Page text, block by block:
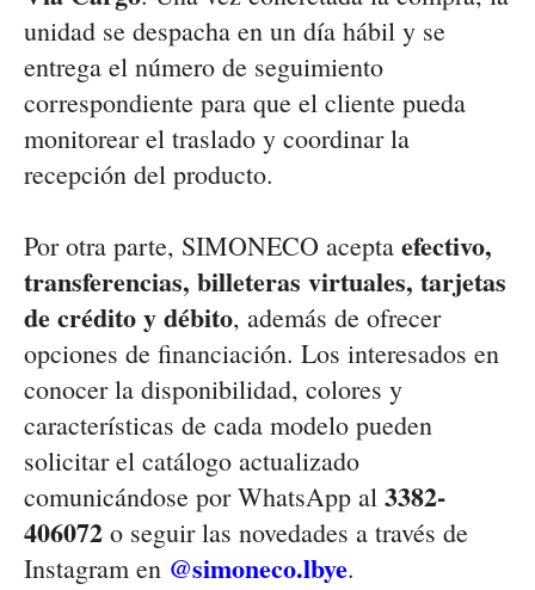
unidad se despacha en un día hábil y se
entrega el número de seguimiento
correspondiente para que el cliente pueda
monitorear el traslado y coordinar la
recepción del producto.
Por otra parte, SIMONECO acepta efectivo,
transferencias, billeteras virtuales, tarjetas
de crédito y débito, además de ofrecer
opciones de financiación. Los interesados en
conocer la disponibilidad, colores y
características de cada modelo pueden
solicitar el catálogo actualizado
comunicándose por WhatsApp al 3382-
406072 o seguir las novedades a través de
Instagram en @simoneco.lbye.